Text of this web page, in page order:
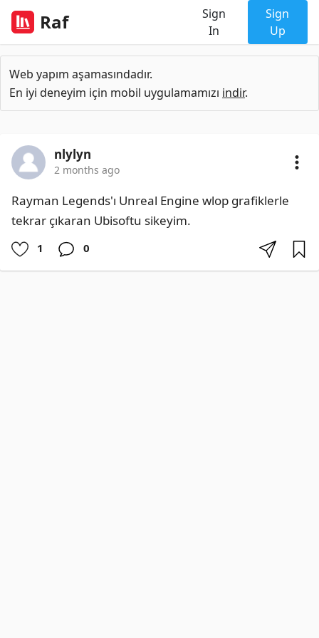
Raf
Sign
In
Sign
Up
Web yapım aşamasındadır.
En iyi deneyim için mobil uygulamamızı indir.
nlylyn
2 months ago
Rayman Legends'ı Unreal Engine wlop grafiklerle
tekrar çıkaran Ubisoftu sikeyim.
1 0